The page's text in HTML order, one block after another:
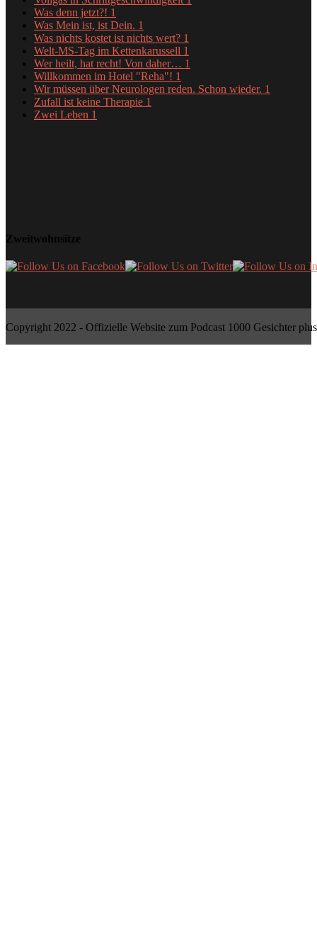
Was denn jetzt?! 1
Was Mein ist, ist Dein. 1
Was nichts kostet ist nichts wert? 1
Welt-MS-Tag im Kettenkarussell 1
Wer heilt, hat recht! Von daher… 1
Willkommen im Hotel "Reha"! 1
Wir müssen über Neurologen reden. Schon wieder. 1
Zufall ist keine Therapie 1
Zwei Leben 1
Zweitwohnsitze
Copyright 2022 - Offizielle Website zum Podcast 1000 Gesichter